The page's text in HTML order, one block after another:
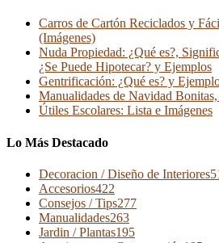
Carros de Cartón Reciclados y
(Imágenes)
Nuda Propiedad: ¿Qué es?,
¿Se Puede Hipotecar? y Ejemplos
Gentrificación: ¿Qué es? y
Manualidades de Navidad
Útiles Escolares: Lista e Imágenes
Lo Más Destacado
Decoracion / Diseño de Interiores
Accesorios422
Consejos / Tips277
Manualidades263
Jardin / Plantas195